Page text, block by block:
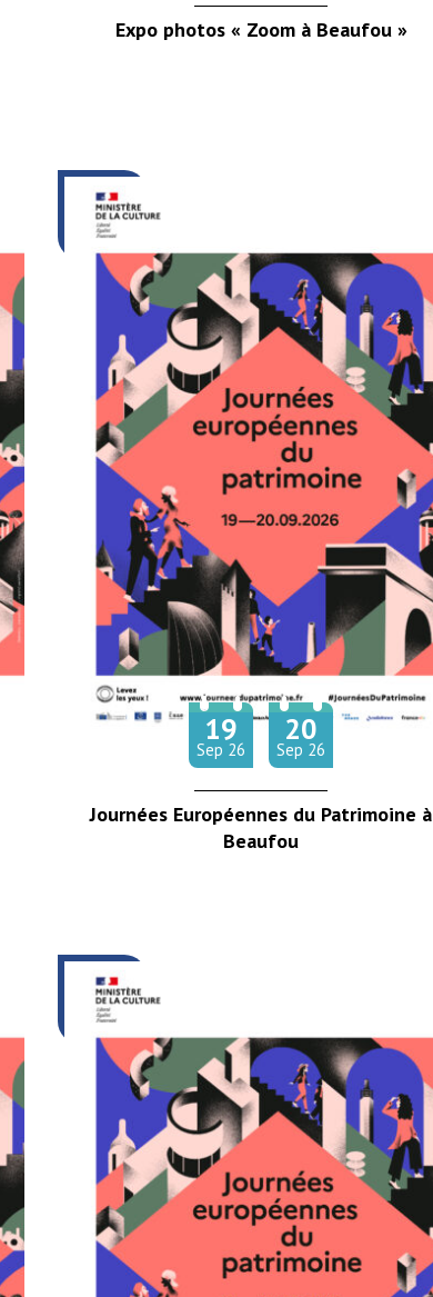
Expo photos « Zoom à Beaufou »
Journées Européennes du Patrimoine à
Beaufou
Du 19
Sep tembre
26
au 20
Sep tembre
26